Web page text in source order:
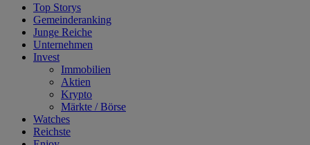
Top Storys
Gemeinderanking
Junge Reiche
Unternehmen
Invest
Immobilien
Aktien
Krypto
Märkte / Börse
Watches
Reichste